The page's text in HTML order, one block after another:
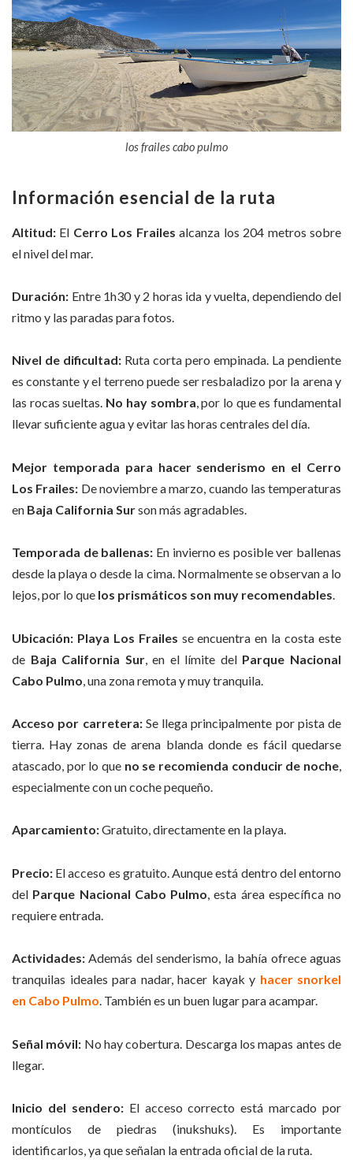
los frailes cabo pulmo
Información esencial de la ruta
Altitud: El Cerro Los Frailes alcanza los 204 metros sobre
el nivel del mar.
Duración: Entre 1h30 y 2 horas ida y vuelta, dependiendo del
ritmo y las paradas para fotos.
Nivel de dificultad: Ruta corta pero empinada. La pendiente
es constante y el terreno puede ser resbaladizo por la arena y
las rocas sueltas. No hay sombra, por lo que es fundamental
llevar suficiente agua y evitar las horas centrales del día.
Mejor temporada para hacer senderismo en el Cerro
Los Frailes: De noviembre a marzo, cuando las temperaturas
en Baja California Surson más agradables.
Temporada de ballenas: En invierno es posible ver ballenas
desde la playa o desde la cima. Normalmente se observan a lo
lejos, por lo que los prismáticos son muy recomendables.
Ubicación: Playa Los Frailes se encuentra en la costa este
de Baja California Sur, en el límite del Parque Nacional
Cabo Pulmo , una zona remota y muy tranquila.
Acceso por carretera:Se llega principalmente por pista de
tierra. Hay zonas de arena blanda donde es fácil quedarse
atascado, por lo que no se recomienda conducir de noche,
especialmente con un coche pequeño.
Aparcamiento:Gratuito, directamente en la playa.
Precio: El acceso es gratuito. Aunque está dentro del entorno
del Parque Nacional Cabo Pulmo, esta área específica no
requiere entrada.
Actividades: Además del senderismo, la bahía ofrece aguas
tranquilas ideales para nadar, hacer kayak y hacer snorkel
en Cabo Pulmo. También es un buen lugar para acampar.
Señal móvil: No hay cobertura. Descarga los mapas antes de
llegar.
Inicio del sendero:El acceso correcto está marcado por
montículos de piedras (inukshuks). Es importante
identificarlos, ya que señalan la entrada oficial de la ruta.